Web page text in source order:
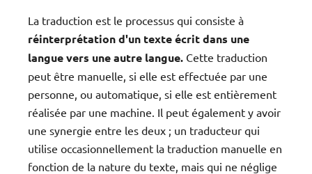
La traduction est le processus qui consiste à
réinterprétation d'un texte écrit dans une
langue vers une autre langue. Cette traduction
peut être manuelle, si elle est effectuée par une
personne, ou automatique, si elle est entièrement
réalisée par une machine. Il peut également y avoir
une synergie entre les deux ; un traducteur qui
utilise occasionnellement la traduction manuelle en
fonction de la nature du texte, mais qui ne néglige